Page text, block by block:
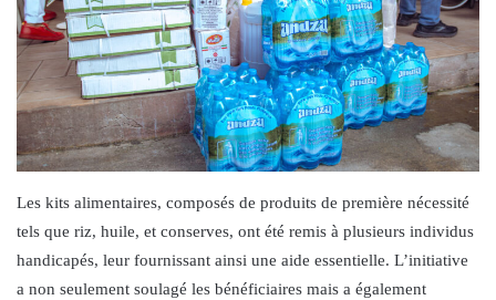
Les kits alimentaires, composés de produits de première nécessité
tels que riz, huile, et conserves, ont été remis à plusieurs individus
handicapés, leur fournissant ainsi une aide essentielle. L’initiative
a non seulement soulagé les bénéficiaires mais a également